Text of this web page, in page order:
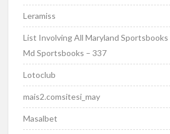
Leramiss
List Involving All Maryland
Md Sportsbooks – 337
Lotoclub
mais2.comsitesi_may
Masalbet